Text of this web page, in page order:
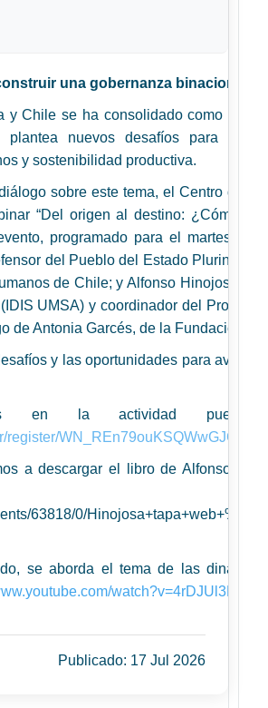
una gobernanza binacional
y Chile se ha consolidado como un
plantea nuevos desafíos para
y sostenibilidad productiva.
sobre este tema, el Centro de
“Del origen al destino: ¿Cómo
programado para el martes 21
del Pueblo del Estado
de Chile; y Alfonso Hinojosa,
UMSA) y coordinador del
de Antonia Garcés, de la Fundación
y las oportunidades para
en la actividad
register/
a descargar el libro de Alfonso
63818/0/
se aborda el tema de las
watch?v=4rDJUl3NzSw
Publicado: 17 Jul 2026